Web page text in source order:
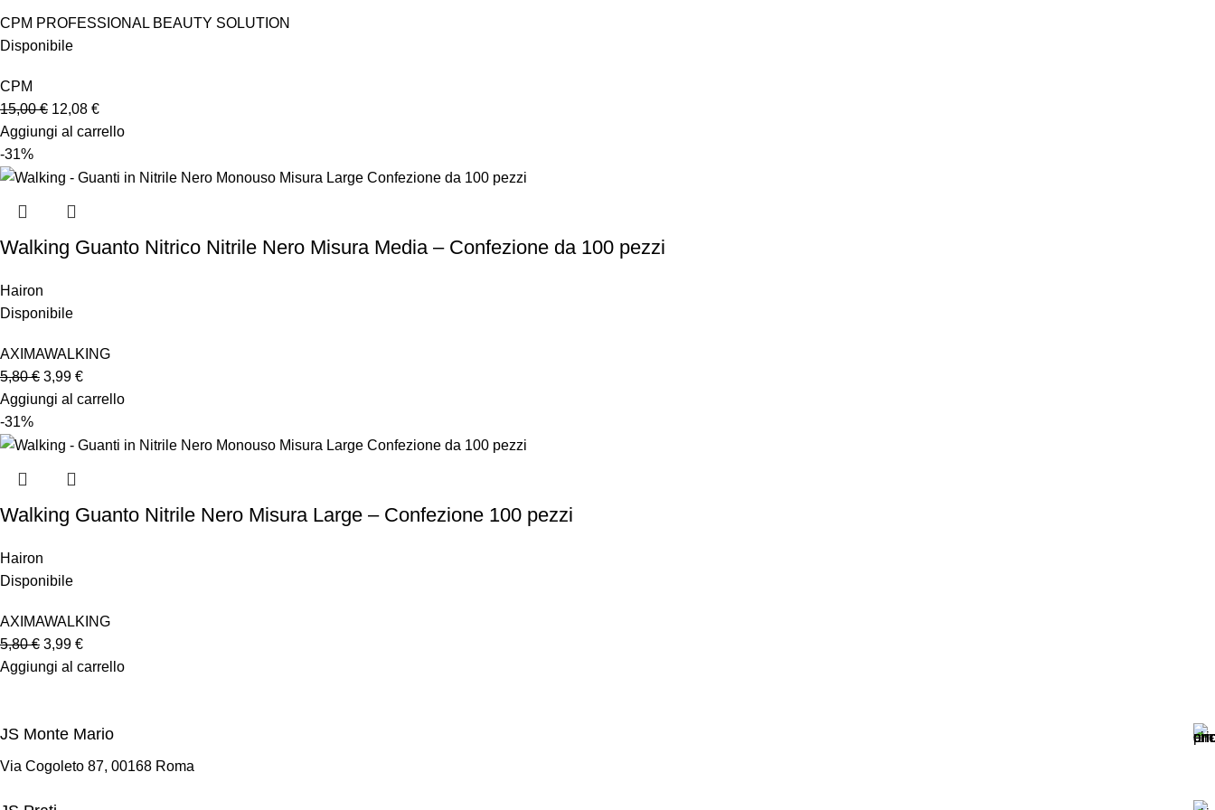
CPM PROFESSIONAL BEAUTY SOLUTION
Disponibile
CPM
15,00€ 12,08 €
Aggiungi al carrello
-31%
Walking Guanto Nitrico Nitrile Nero Misura Media – Confezione da 100 pezzi
Hairon
Disponibile
AXIMAWALKING
5,80€ 3,99 €
Aggiungi al carrello
-31%
Walking Guanto Nitrile Nero Misura Large – Confezione 100 pezzi
Hairon
Disponibile
AXIMAWALKING
5,80€ 3,99 €
Aggiungi al carrello
JS Monte Mario
Via Cogoleto 87, 00168 Roma